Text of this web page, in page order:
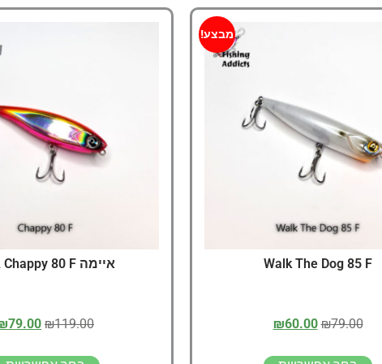
מבצע!
Walk The Dog 85 F
₪79.00
₪60.00
איימה IMA Chappy 80 F
₪119.00
79.00